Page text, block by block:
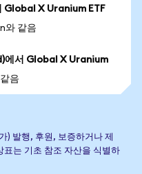
Global X Uranium ETF
와 같음
서 Global X Uranium
음
) 발행, 후원, 보증하거나 제
표는 기초 참조 자산을 식별하